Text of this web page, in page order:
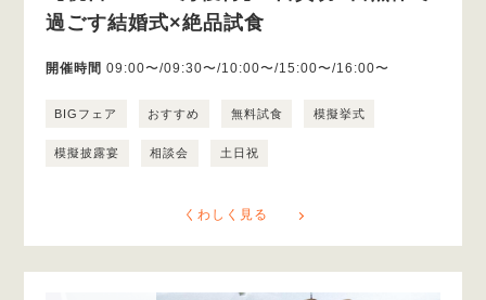
過ごす結婚式×絶品試食
開催時間 09:00〜/09:30〜/10:00〜/15:00〜/16:00〜
BIGフェア おすすめ 無料試食 模擬挙式
模擬披露宴 相談会 土日祝
くわしく見る